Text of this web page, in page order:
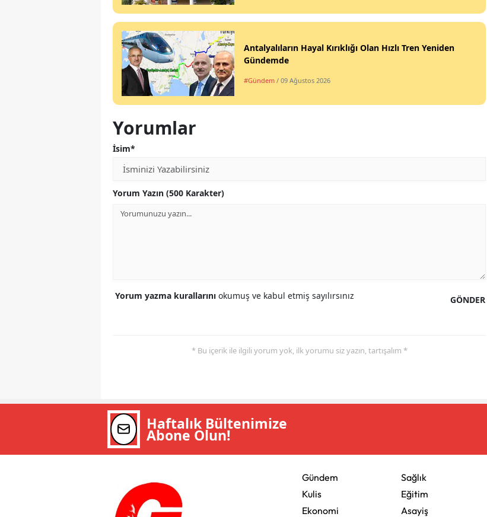
Antalyalıların Hayal Kırıklığı Olan Hızlı Tren Yeniden
Gündemde
#Gündem / 09 Ağustos 2026
Yorumlar
İsim*
Yorum Yazın (500 Karakter)
GÖNDER
Yorum yazma kurallarını okumuş ve kabul etmiş sayılırsınız
* Bu içerik ile ilgili yorum yok, ilk yorumu siz yazın, tartışalım *
Haftalık Bültenimize
Abone Olun!
Gündem
Kulis
Ekonomi
Sağlık
Eğitim
Asayiş